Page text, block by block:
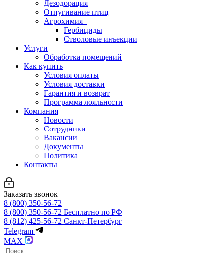
Дезодорация
Отпугивание птиц
Агрохимия
Гербициды
Стволовые инъекции
Услуги
Обработка помещений
Как купить
Условия оплаты
Условия доставки
Гарантия и возврат
Программа лояльности
Компания
Новости
Сотрудники
Вакансии
Документы
Политика
Контакты
Заказать звонок
8 (800) 350-56-72
8 (800) 350-56-72 Бесплатно по РФ
8 (812) 425-56-72 Санкт-Петербург
Telegram
MAX